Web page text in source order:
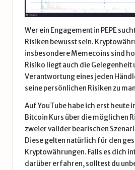
Wer ein Engagement in PEPE
Risiken bewusst sein.
insbesondere Memecoins sind
Risiko liegt auch die Gelegenheit
Verantwortung eines jeden
seine persönlichen Risiken zu
Auf YouTube habe ich erst heute
Bitcoin Kurs über die möglichen
zweier valider bearischen
Diese gelten natürlich für den
Kryptowährungen. Falls es dich
darüber erfahren, solltest du